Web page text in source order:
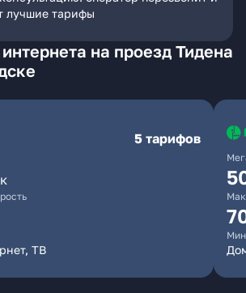
лучшие тарифы
на проезд Тидена
5 тарифов
ТВ